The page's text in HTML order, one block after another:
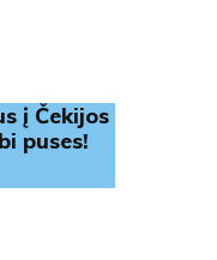
į Čekijos
puses!